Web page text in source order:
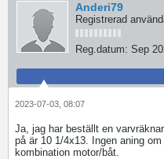
Anderi79
Registrerad
Reg.datum: Sep
2023-07-03, 08:07
Ja, jag har beställt en
på är 10 1/4x13. Ingen aning
kombination motor/båt.